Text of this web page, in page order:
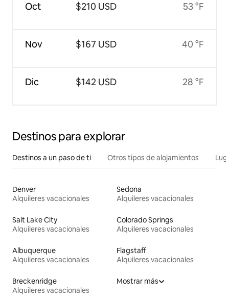
Oct
Nov
Dic
$210 USD
$167 USD
$142 USD
53 °F
40 °F
28 °F
Destinos para explorar
Destinos a un paso de ti Otros tipos de alojamientos
Denver
Alquileres vacacionales
Sedona
Alquileres vacacionales
Salt Lake City
Alquileres vacacionales
Colorado Springs
Alquileres vacacionales
Albuquerque
Alquileres vacacionales
Flagstaff
Alquileres vacacionales
Breckenridge
Alquileres vacacionales
Mostrar más